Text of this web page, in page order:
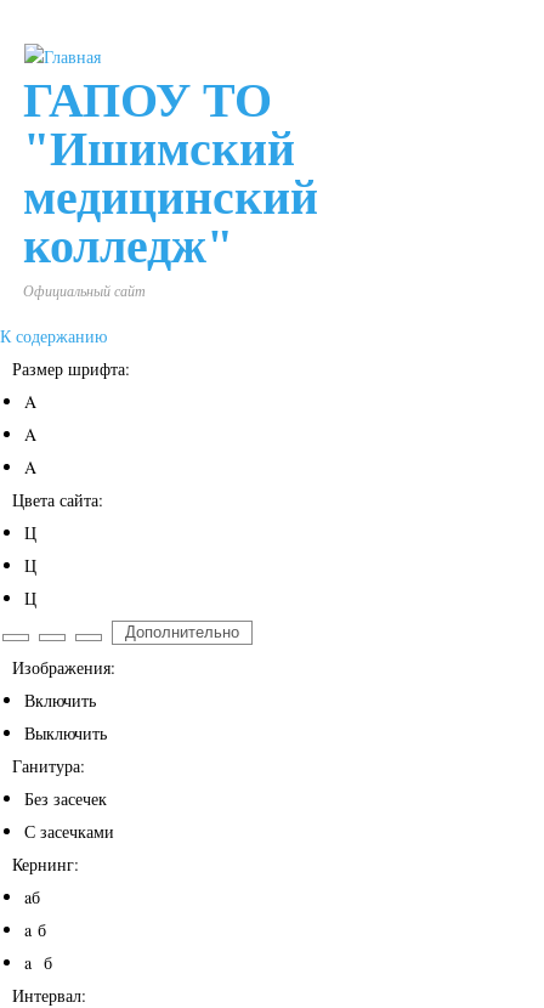
ГАПОУ ТО
"Ишимский
медицинский
колледж"
Официальный сайт
К содержанию
Размер шрифта:
A
A
A
Цвета сайта:
Ц
Ц
Ц
Дополнительно
Изображения:
Включить
Выключить
Ганитура:
Без засечек
С засечками
Кернинг:
aб
a б
a б
Интервал: